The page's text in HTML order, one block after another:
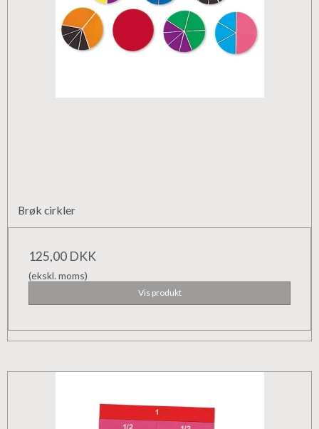
Brøk cirkler
125,00 DKK
(ekskl. moms)
Vis produkt